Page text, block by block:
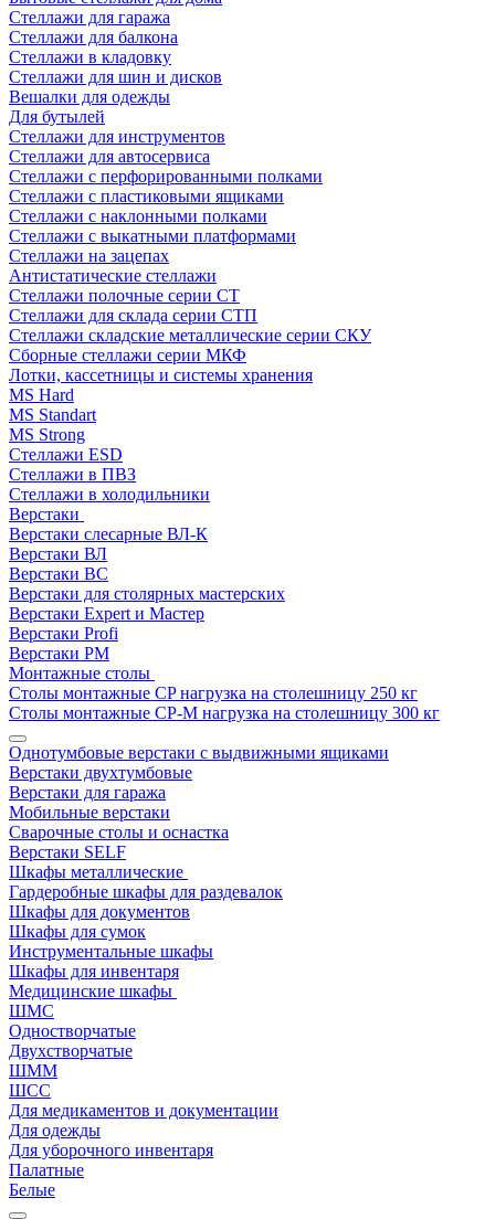
Стеллажи для гаража
Стеллажи для балкона
Стеллажи в кладовку
Стеллажи для шин и дисков
Вешалки для одежды
Для бутылей
Стеллажи для инструментов
Стеллажи для автосервиса
Стеллажи с перфорированными полками
Стеллажи с пластиковыми ящиками
Стеллажи с наклонными полками
Стеллажи с выкатными платформами
Стеллажи на зацепах
Антистатические стеллажи
Стеллажи полочные серии СТ
Стеллажи для склада серии СТП
Стеллажи складские металлические серии СКУ
Сборные стеллажи серии МКФ
Лотки, кассетницы и системы хранения
MS Hard
MS Standart
MS Strong
Стеллажи ESD
Стеллажи в ПВЗ
Стеллажи в холодильники
Верстаки
Верстаки слесарные ВЛ-К
Верстаки ВЛ
Верстаки ВС
Верстаки для столярных мастерских
Верстаки Expert и Мастер
Верстаки Profi
Верстаки РМ
Монтажные столы
Столы монтажные СP нагрузка на столешницу 250 кг
Столы монтажные СР-М нагрузка на столешницу 300 кг
Однотумбовые верстаки с выдвижными ящиками
Верстаки двухтумбовые
Верстаки для гаража
Мобильные верстаки
Сварочные столы и оснастка
Верстаки SELF
Шкафы металлические
Гардеробные шкафы для раздевалок
Шкафы для документов
Шкафы для сумок
Инструментальные шкафы
Шкафы для инвентаря
Медицинские шкафы
ШМС
Одностворчатые
Двухстворчатые
ШММ
ШСС
Для медикаментов и документации
Для одежды
Для уборочного инвентаря
Палатные
Белые